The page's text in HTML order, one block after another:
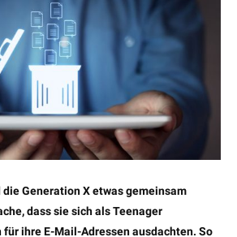
Generation X etwas gemeinsam
dass sie sich als Teenager
ihre E-Mail-Adressen ausdachten. So